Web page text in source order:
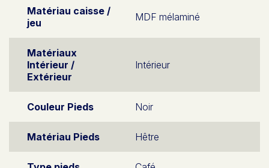
Matériau caisse /
jeu
MDF mélaminé
Matériaux
Intérieur /
Extérieur
Intérieur
Couleur Pieds Noir
Matériau Pieds Hêtre